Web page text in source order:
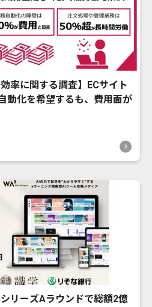
率に関する調査】ECサイト
動化を希望するも、費用面が
リーズAラウンドで総額2億